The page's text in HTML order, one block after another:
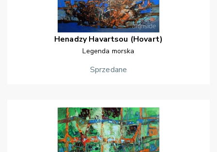
Henadzy Havartsou (Hovart)
Legenda morska
Sprzedane